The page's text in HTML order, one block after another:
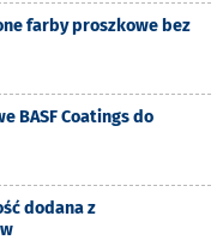
farby proszkowe bez
BASF Coatings do
dodana z